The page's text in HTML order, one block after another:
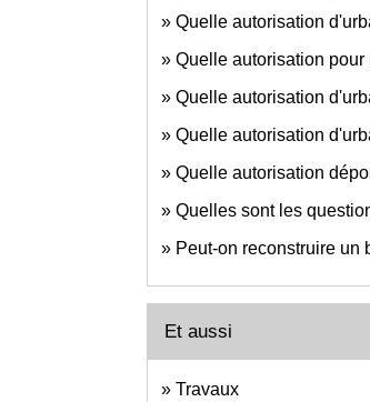
Quelle autorisation
Quelle autorisation
Quelle autorisation
Quelle autorisation
Quelle autorisation
Quelles sont les
Peut-on reconstruire un
Et aussi
Travaux